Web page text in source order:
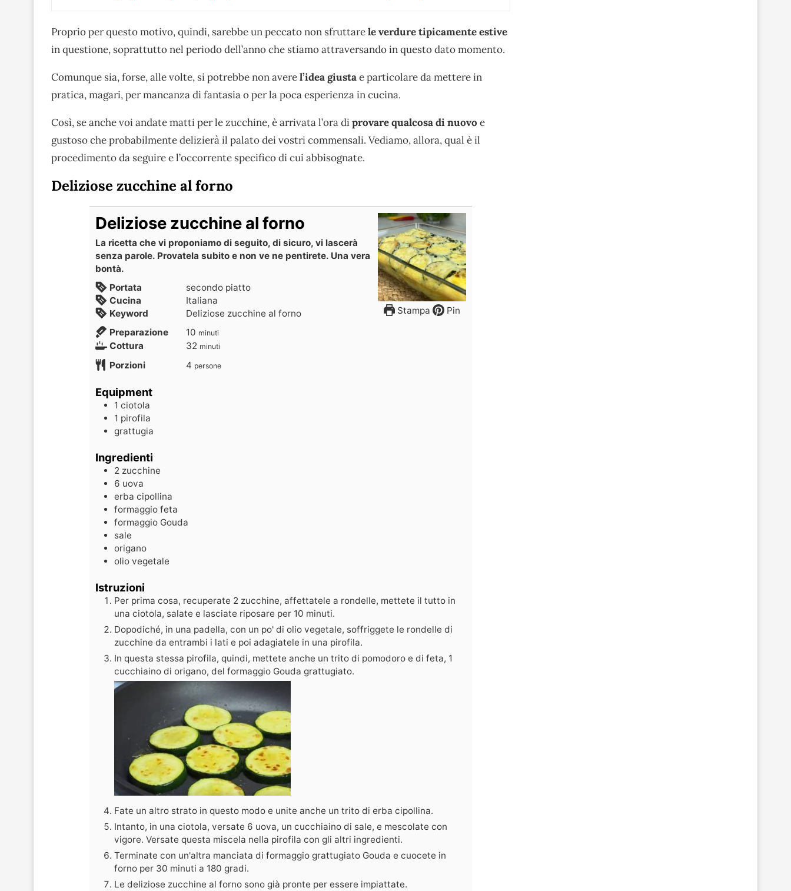
Proprio per questo motivo, quindi, sarebbe un peccato non sfruttarele verdure tipicamente estive
in questione, soprattutto nel periodo dell’anno che stiamo attraversando in questo dato momento.
Comunque sia, forse, alle volte, si potrebbe non averel’idea giustae particolare da mettere in
pratica, magari, per mancanza di fantasia o per la poca esperienza in cucina.
Così, se anche voi andate matti per le zucchine, è arrivata l’ora diprovare qualcosa di nuovo e
gustoso che probabilmente delizierà il palato dei vostri commensali. Vediamo, allora, qual è il
procedimento da seguire e l’occorrente specifico di cui abbisognate.
Deliziose zucchine al forno
Stampa Pin
Deliziose zucchine al forno
La ricetta che vi proponiamo di seguito, di sicuro, vi lascerà
senza parole. Provatela subito e non ve ne pentirete. Una vera
bontà.
Portata
secondo piatto
Cucina
Italiana
Keyword
Deliziose zucchine al forno
Preparazione
10 minuti
Cottura 32 minuti
Porzioni 4 persone
Equipment
1 ciotola
1 pirofila
grattugia
Ingredienti
2 zucchine
6 uova
erba cipollina
formaggio feta
formaggio Gouda
sale
origano
olio vegetale
Istruzioni
Per prima cosa, recuperate 2 zucchine, affettatele a rondelle, mettete il tutto in
una ciotola, salate e lasciate riposare per 10 minuti.
Dopodiché, in una padella, con un po' di olio vegetale, soffriggete le rondelle di
zucchine da entrambi i lati e poi adagiatele in una pirofila.
In questa stessa pirofila, quindi, mettete anche un trito di pomodoro e di feta, 1
cucchiaino di origano, del formaggio Gouda grattugiato.
Fate un altro strato in questo modo e unite anche un trito di erba cipollina.
Intanto, in una ciotola, versate 6 uova, un cucchiaino di sale, e mescolate con
vigore. Versate questa miscela nella pirofila con gli altri ingredienti.
Terminate con un'altra manciata di formaggio grattugiato Gouda e cuocete in
forno per 30 minuti a 180 gradi.
Le deliziose zucchine al forno sono già pronte per essere impiattate.